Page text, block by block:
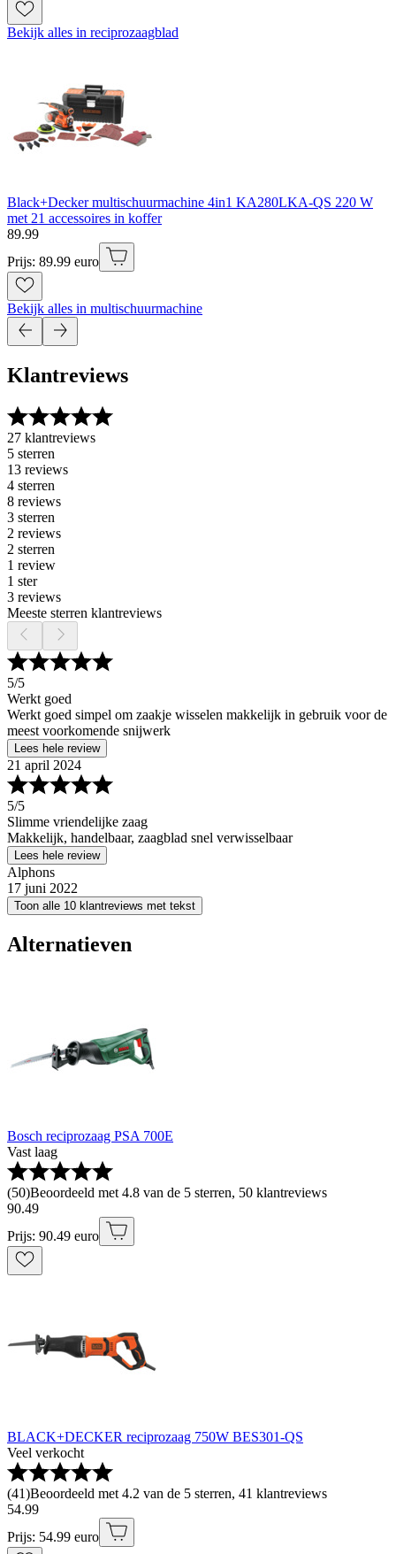
Bekijk alles in reciprozaagblad
Black+Decker multischuurmachine 4in1 KA280LKA-QS 220 W
met 21 accessoires in koffer
89.99
Prijs: 89.99 euro
Bekijk alles in multischuurmachine
Klantreviews
27 klantreviews
5 sterren
13 reviews
4 sterren
8 reviews
3 sterren
2 reviews
2 sterren
1 review
1 ster
3 reviews
Meeste sterren klantreviews
5/5
Werkt goed
Werkt goed simpel om zaakje wisselen makkelijk in gebruik voor de
meest voorkomende snijwerk
Lees hele review
21 april 2024
5/5
Slimme vriendelijke zaag
Makkelijk, handelbaar, zaagblad snel verwisselbaar
Lees hele review
Alphons
17 juni 2022
Toon alle 10 klantreviews met tekst
Alternatieven
Bosch reciprozaag PSA 700E
Vast laag
(50)Beoordeeld met 4.8 van de 5 sterren, 50 klantreviews
90.49
Prijs: 90.49 euro
BLACK+DECKER reciprozaag 750W BES301-QS
Veel verkocht
(41)Beoordeeld met 4.2 van de 5 sterren, 41 klantreviews
54.99
Prijs: 54.99 euro